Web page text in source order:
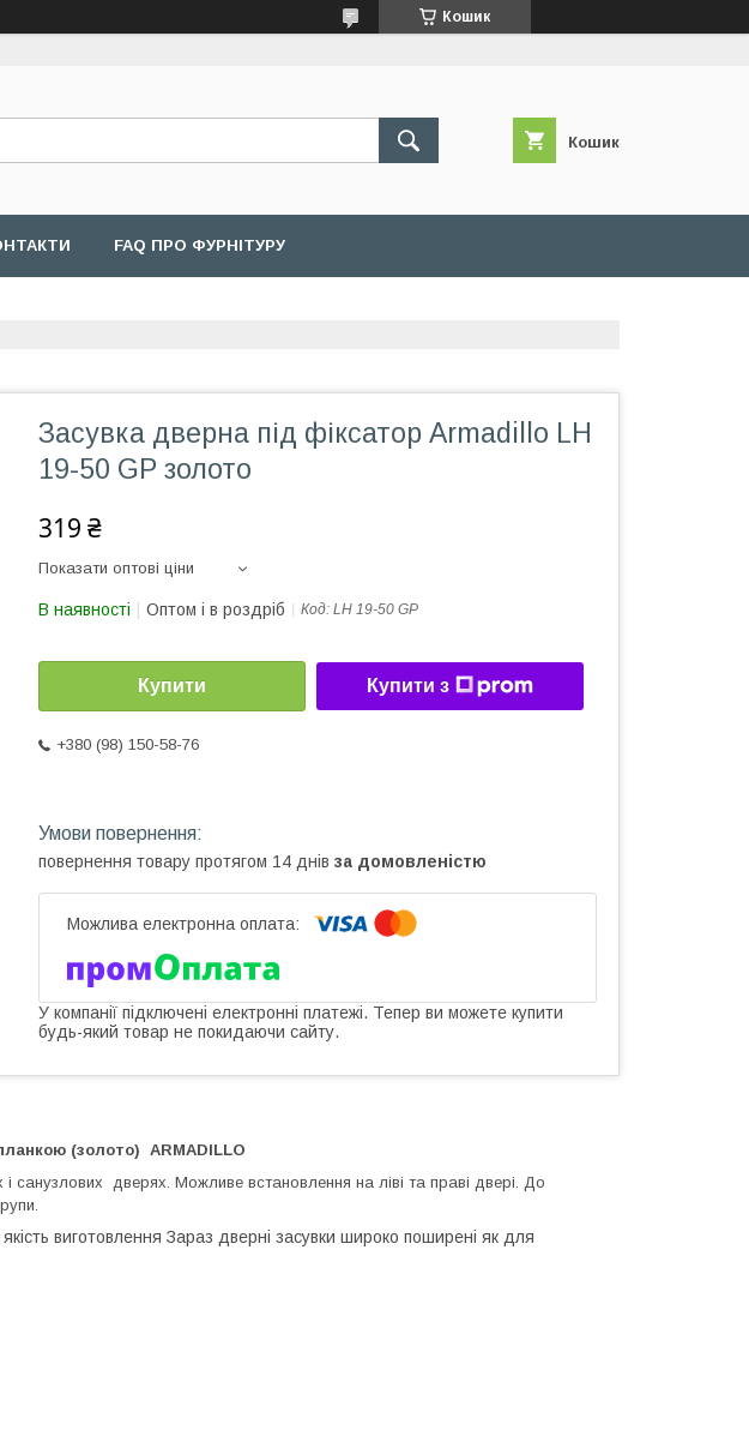
Кошик
Кошик
FAQ ПРО ФУРНІТУРУ
Засувка дверна під фіксатор Armadillo LH
19-50 GP золото
319 ₴
Показати оптові ціни
В наявності Оптом і в роздріб Код: LH 19-50 GP
Купити Купити з
+380 (98) 150-58-76
повернення товару протягом 14 днів за домовленістю
У компанії підключені електронні платежі. Тепер ви можете купити
будь-який товар не покидаючи сайту.
(золото) ARMADILLO
і санузлових дверях. Можливе встановлення на ліві та праві двері. До
виготовлення Зараз дверні засувки широко поширені як для